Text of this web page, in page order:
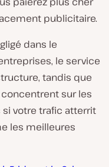
publicitaire.
dans le
le service
tandis que
sur les
si votre trafic atterrit
les meilleures